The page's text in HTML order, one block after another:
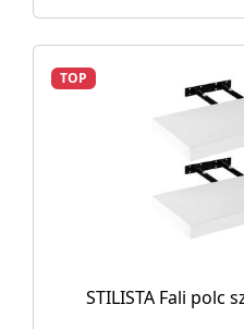
TOP
STILISTA Fali polc